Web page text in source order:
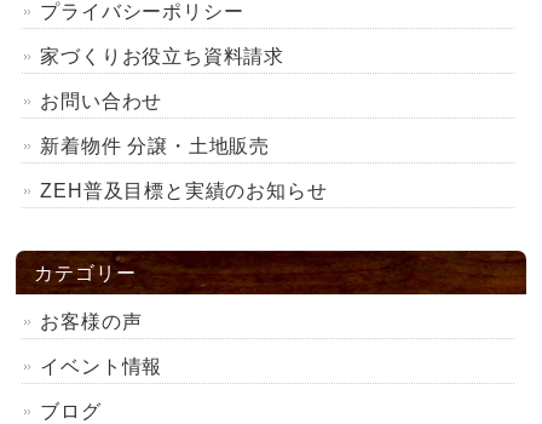
プライバシーポリシー
家づくりお役立ち資料請求
お問い合わせ
新着物件 分譲・土地販売
ZEH普及目標と実績のお知らせ
カテゴリー
お客様の声
イベント情報
ブログ